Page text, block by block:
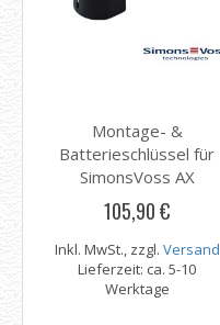
Montage- &
Batterieschlüssel für
SimonsVoss AX
Schließzylinder
105,90 €
Inkl. MwSt., zzgl. Versand
Lieferzeit: ca. 5-10
Werktage